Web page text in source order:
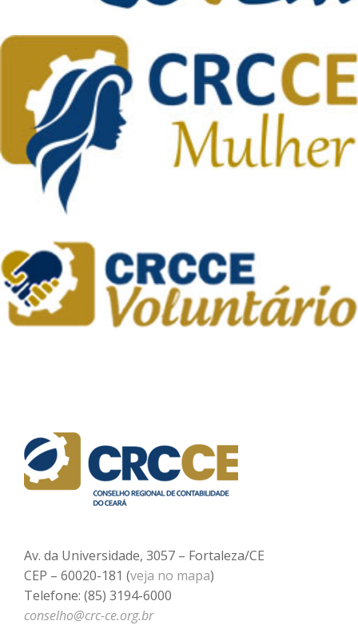
Av. da Universidade, 3057 – Fortaleza/CE
CEP – 60020-181 (veja no mapa)
Telefone: (85) 3194-6000
conselho@crc-ce.org.br